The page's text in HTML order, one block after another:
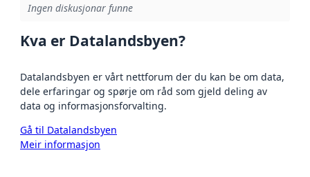
Ingen diskusjonar funne
Kva er Datalandsbyen?
Datalandsbyen er vårt nettforum der du kan be om data,
dele erfaringar og spørje om råd som gjeld deling av
data og informasjonsforvalting.
Gå til Datalandsbyen
Meir informasjon